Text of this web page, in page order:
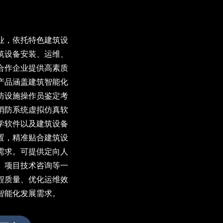
，依托特色建筑设
备安装、运维、
作企业提供高素质
品涵盖建筑智能化
设施操作员鉴定考
防系统虚拟仿真软
软件以及建筑设备
，精准贴合建筑设
求。可提供定向人
项目技术咨询等一
质量、优化运维效
化发展需求。